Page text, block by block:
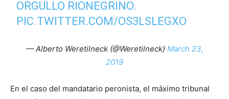
ORGULLO RIONEGRINO.
PIC.TWITTER.COM/OS3LSLEGXO
— Alberto Weretilneck (@Weretilneck) March 23,
2019
En el caso del mandatario peronista, el máximo tribunal